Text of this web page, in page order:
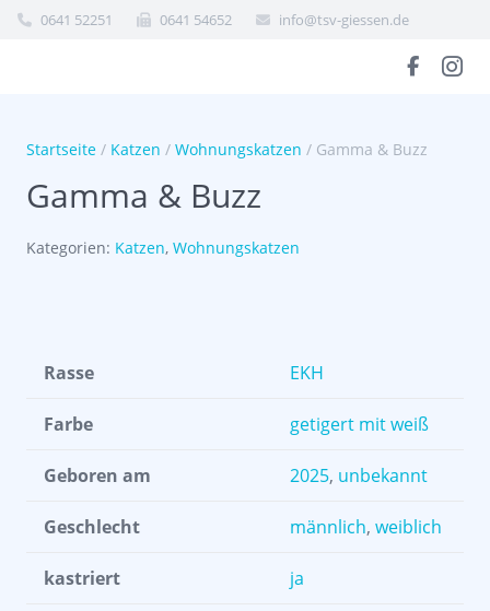
0641 52251 0641 54652 info@tsv-giessen.de
Startseite / Katzen / Wohnungskatzen / Gamma & Buzz
Gamma & Buzz
Kategorien: Katzen, Wohnungskatzen
Rasse EKH
Farbe getigert mit weiß
Geboren am 2025, unbekannt
Geschlecht männlich, weiblich
kastriert ja